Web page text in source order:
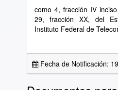
como 4, fracción IV
29, fracción XX, del
Instituto Federal de
Fecha de Notificación: